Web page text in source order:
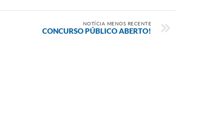
NOTÍCIA MENOS RECENTE
CONCURSO PÚBLICO ABERTO!